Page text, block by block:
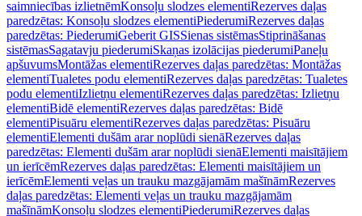
saimniecības izlietnēmKonsoļu slodzes elementiRezerves daļas
paredzētas: Konsoļu slodzes elementiPiederumiRezerves daļas
paredzētas: PiederumiGeberit GISSienas sistēmasStiprināšanas
sistēmasSagatavju piederumiSkaņas izolācijas piederumiPaneļu
apšuvumsMontāžas elementiRezerves daļas paredzētas: Montāžas
elementiTualetes podu elementiRezerves daļas paredzētas: Tualetes
podu elementiIzlietņu elementiRezerves daļas paredzētas: Izlietņu
elementiBidē elementiRezerves daļas paredzētas: Bidē
elementiPisuāru elementiRezerves daļas paredzētas: Pisuāru
elementiElementi dušām arar noplūdi sienāRezerves daļas
paredzētas: Elementi dušām arar noplūdi sienāElementi maisītājiem
un ierīcēmRezerves daļas paredzētas: Elementi maisītājiem un
ierīcēmElementi veļas un trauku mazgājamām mašīnāmRezerves
daļas paredzētas: Elementi veļas un trauku mazgājamām
mašīnāmKonsoļu slodzes elementiPiederumiRezerves daļas